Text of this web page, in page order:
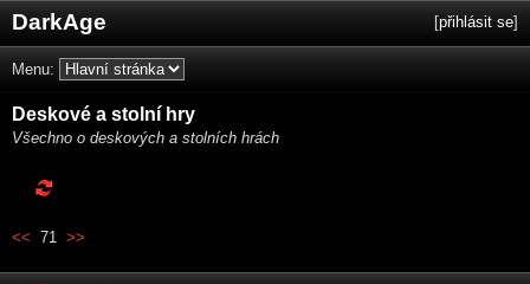
DarkAge [přihlásit se]
Menu:
Deskové a stolní hry
Všechno o deskových a stolních hrách
<< 71 >>